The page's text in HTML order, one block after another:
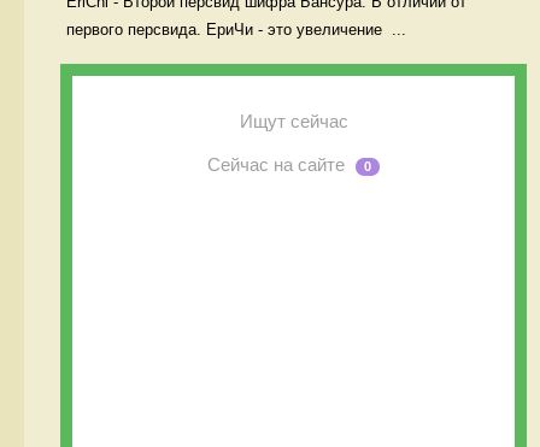
первого персвида. ЕриЧи - это увеличение  ...
Ищут сейчас
Сейчас на сайте 0